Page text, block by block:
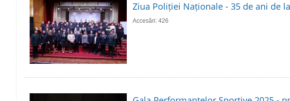
Ziua Poliției Naționale - 35 de ani de
Accesări: 426